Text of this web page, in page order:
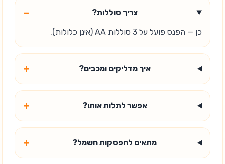
צריך סוללות? −
כן — הפנס פועל על 3 סוללות AA (אינן כלולות).
איך מדליקים ומכבים? +
אפשר לתלות אותו? +
מתאים להפסקות חשמל? +